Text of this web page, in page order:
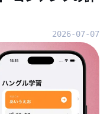
2026-07-07